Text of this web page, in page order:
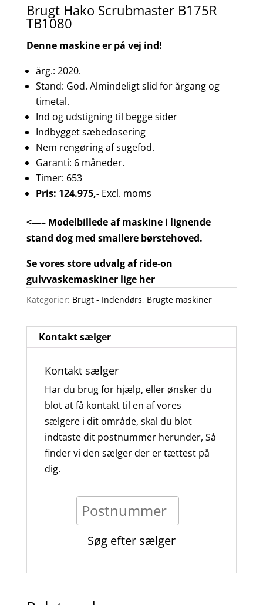
Brugt Hako Scrubmaster B175R
TB1080
Denne maskine er på vej ind!
årg.: 2020.
Stand: God. Almindeligt slid for årgang og
timetal.
Ind og udstigning til begge sider
Indbygget sæbedosering
Nem rengøring af sugefod.
Garanti: 6 måneder.
Timer: 653
Pris: 124.975,- Excl. moms
<—– Modelbillede af maskine i lignende
stand dog med smallere børstehoved.
Se vores store udvalg af ride-on
gulvvaskemaskiner lige her
Kategorier: Brugt - Indendørs, Brugte maskiner
Kontakt sælger
Kontakt sælger
Har du brug for hjælp, eller ønsker du
blot at få kontakt til en af vores
sælgere i dit område, skal du blot
indtaste dit postnummer herunder, Så
finder vi den sælger der er tættest på
dig.